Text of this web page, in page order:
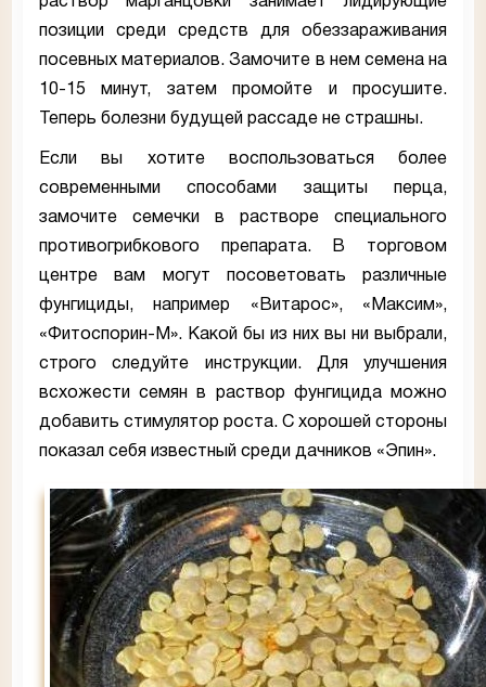
позиции среди средств для обеззараживания
посевных материалов. Замочите в нем семена на
10-15 минут, затем промойте и просушите.
Теперь болезни будущей рассаде не страшны.
Если вы хотите воспользоваться более
современными способами защиты перца,
замочите семечки в растворе специального
противогрибкового препарата. В торговом
центре вам могут посоветовать различные
фунгициды, например «Витарос», «Максим»,
«Фитоспорин-М». Какой бы из них вы ни выбрали,
строго следуйте инструкции. Для улучшения
всхожести семян в раствор фунгицида можно
добавить стимулятор роста. С хорошей стороны
показал себя известный среди дачников «Эпин».